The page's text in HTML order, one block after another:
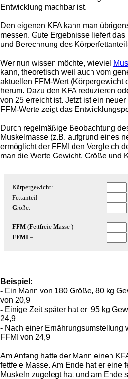
Entwicklung machbar ist.
Den eigenen KFA kann man
messen. Gute Ergebnisse liefert
und Berechnung des
Wer nun wissen möchte, wieviel
kann, theoretisch weil auch vom
aktuellen FFM-Wert (Körpergewicht
herum. Dazu den KFA reduzieren
von 25 erreicht ist. Jetzt ist ein
FFM-Werte zeigt das
Durch regelmäßige Beobachtung
Muskelmasse (z.B. aufgrund eines
ermöglicht der FFMI den Vergleich
man die Werte Gewicht, Größe und
Beispiel:
- Ein Mann von 180 Größe, 80 kg
von 20,9
- Einige Zeit später hat er 95 kg
24,9
- Nach einer Ernährungsumstellung
FFMI von 24,9
Am Anfang hatte der Mann einen
fettfeie Masse. Am Ende hat er eine
Muskeln zugelegt hat und am Ende